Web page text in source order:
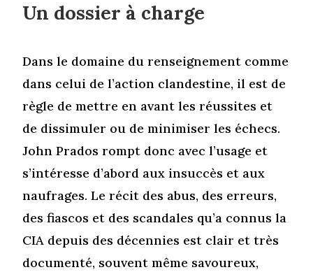
Un dossier à charge
Dans le domaine du renseignement comme
dans celui de l’action clandestine, il est de
règle de mettre en avant les réussites et
de dissimuler ou de minimiser les échecs.
John Prados rompt donc avec l’usage et
s’intéresse d’abord aux insuccès et aux
naufrages. Le récit des abus, des erreurs,
des fiascos et des scandales qu’a connus la
CIA depuis des décennies est clair et très
documenté, souvent même savoureux,